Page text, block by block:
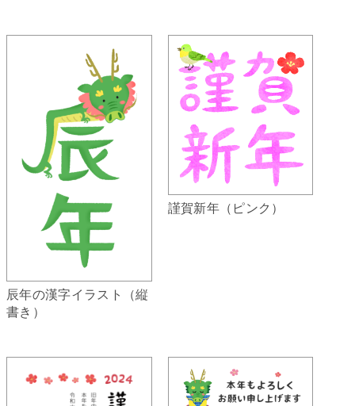
辰年の漢字イラスト（縦
書き）
謹賀新年（ピンク）